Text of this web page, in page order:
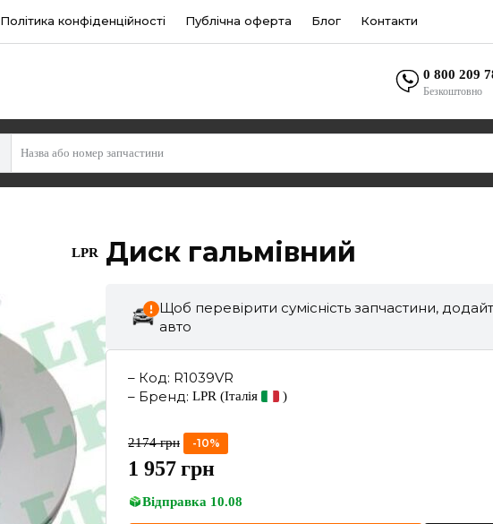
Політика конфіденційності Публічна оферта Блог Контакти
0 800 209
Безкоштовно
LPR Диск гальмівний
Щоб перевірити сумісність запчастини,
авто
– Код: R1039VR
– Бренд: LPR (Італія )
2174 грн -10%
1 957грн
Відправка 10.08